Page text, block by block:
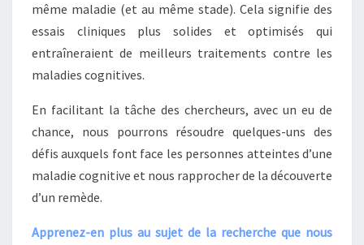
même maladie (et au même stade). Cela signifie des
essais cliniques plus solides et optimisés qui
entraîneraient de meilleurs traitements contre les
maladies cognitives.
En facilitant la tâche des chercheurs, avec un eu de
chance, nous pourrons résoudre quelques-uns des
défis auxquels font face les personnes atteintes d’une
maladie cognitive et nous rapprocher de la découverte
d’un remède.
Apprenez-en plus au sujet de la recherche que nous